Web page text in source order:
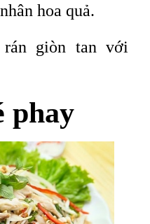
hoa quả.
giòn tan với
phay